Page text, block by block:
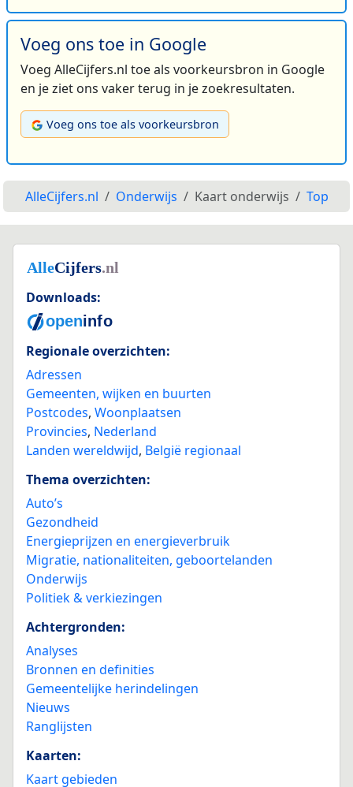
Voeg ons toe in Google
Voeg AlleCijfers.nl toe als voorkeursbron in Google
en je ziet ons vaker terug in je zoekresultaten.
Voeg ons toe als voorkeursbron
AlleCijfers.nl Onderwijs Kaart onderwijs Top
Downloads:
Regionale overzichten:
Adressen
Gemeenten, wijken en buurten
Postcodes, Woonplaatsen
Provincies, Nederland
Landen wereldwijd, België regionaal
Thema overzichten:
Auto’s
Gezondheid
Energieprijzen en energieverbruik
Migratie, nationaliteiten, geboortelanden
Onderwijs
Politiek & verkiezingen
Achtergronden:
Analyses
Bronnen en definities
Gemeentelijke herindelingen
Nieuws
Ranglijsten
Kaarten:
Kaart gebieden